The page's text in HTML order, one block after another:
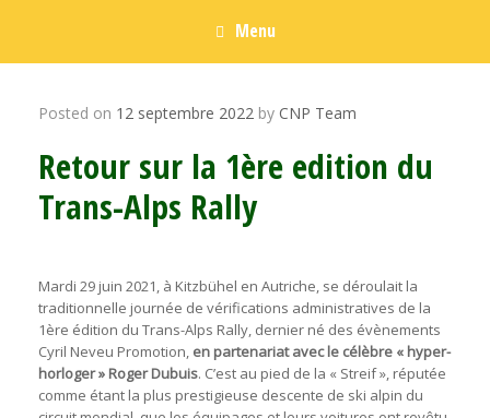
Menu
Posted on 12 septembre 2022 by CNP Team
Retour sur la 1ère edition du
Trans-Alps Rally
Mardi 29 juin 2021, à Kitzbühel en Autriche, se déroulait la
traditionnelle journée de vérifications administratives de la
1ère édition du Trans-Alps Rally, dernier né des évènements
Cyril Neveu Promotion, en partenariat avec le célèbre « hyper-
horloger » Roger Dubuis. C’est au pied de la « Streif », réputée
comme étant la plus prestigieuse descente de ski alpin du